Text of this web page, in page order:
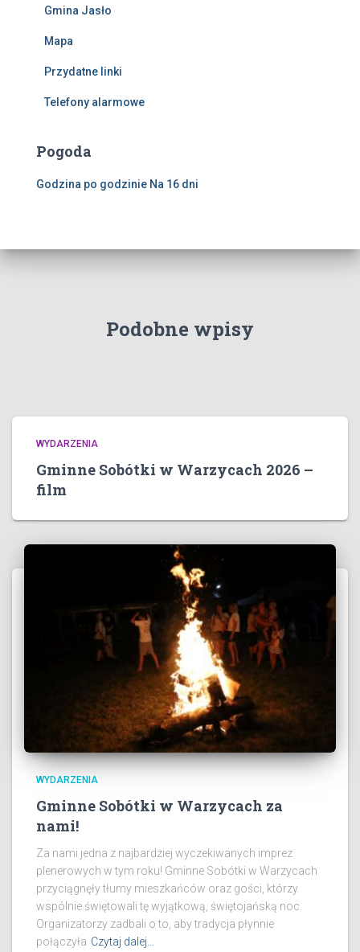
Gmina Jasło
Mapa
Przydatne linki
Telefony alarmowe
Pogoda
Godzina po godzinie Na 16 dni
Podobne wpisy
WYDARZENIA
Gminne Sobótki w Warzycach 2026 –
film
WYDARZENIA
Gminne Sobótki w Warzycach za
nami!
Za nami jedna z najbardziej wyczekiwanych imprez
plenerowych w tym roku! Gminne Sobótki w Warzycach
przyciągnęły tłumy mieszkańców oraz gości, którzy
wspólnie świętowali tę wyjątkową, świętojańską noc.
Organizatorzy zadbali o to, aby tradycja płynnie
połączyła Czytaj dalej…